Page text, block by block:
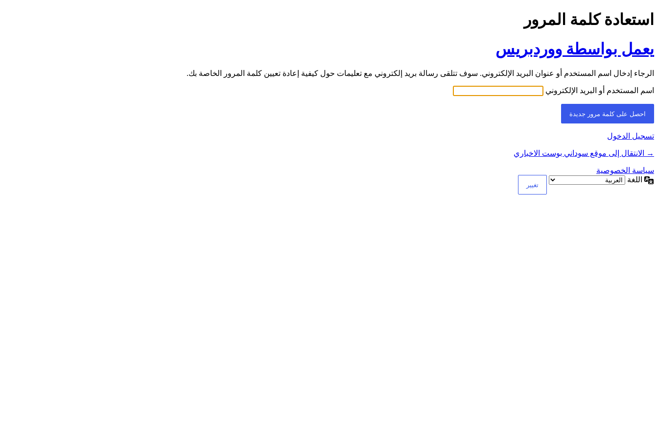
استعادة كلمة المرور
يعمل بواسطة ووردبريس
الرجاء إدخال اسم المستخدم أو عنوان البريد الإلكتروني. سوف تتلقى رسالة بريد إلكتروني مع تعليمات حول كيفية إعادة تعيين كلمة المرور الخاصة بك.
اسم المستخدم أو البريد الإلكتروني
تسجيل الدخول
→ الانتقال إلى موقع سوداني بوست الاخباري
سياسة الخصوصية
اللغة